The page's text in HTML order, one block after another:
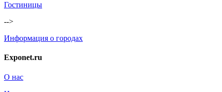
Гостиницы
-->
Информация о городах
Exponet.ru
О нас